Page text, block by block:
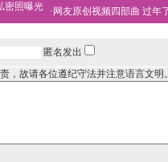
密照曝光
· 网友原创视频四部曲 过年
匿名发出
，故请各位遵纪守法并注意语言文明。